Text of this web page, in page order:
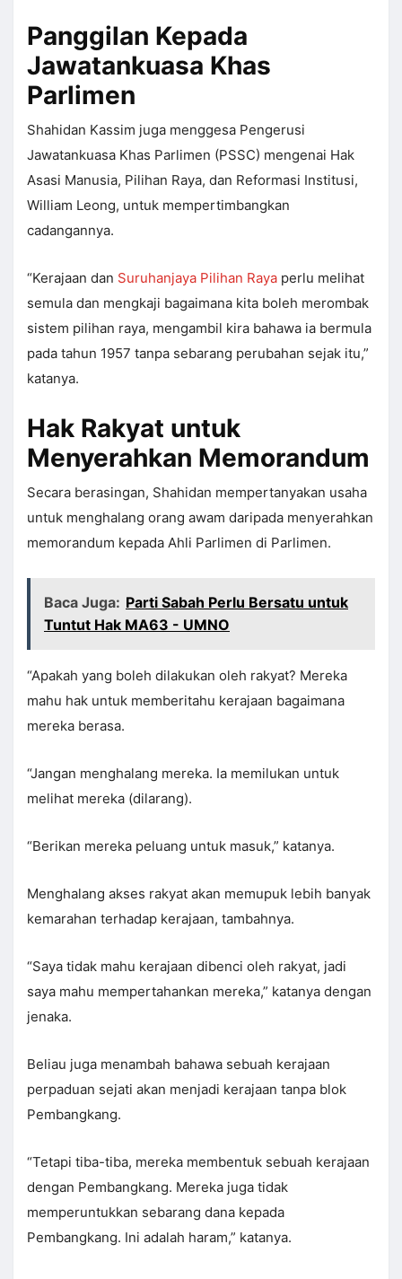
Panggilan Kepada
Jawatankuasa Khas
Parlimen
Shahidan Kassim juga menggesa Pengerusi
Jawatankuasa Khas Parlimen (PSSC) mengenai Hak
Asasi Manusia, Pilihan Raya, dan Reformasi Institusi,
William Leong, untuk mempertimbangkan
cadangannya.
“Kerajaan dan Suruhanjaya Pilihan Raya perlu melihat
semula dan mengkaji bagaimana kita boleh merombak
sistem pilihan raya, mengambil kira bahawa ia bermula
pada tahun 1957 tanpa sebarang perubahan sejak itu,”
katanya.
Hak Rakyat untuk
Menyerahkan Memorandum
Secara berasingan, Shahidan mempertanyakan usaha
untuk menghalang orang awam daripada menyerahkan
memorandum kepada Ahli Parlimen di Parlimen.
Baca Juga: Parti Sabah Perlu Bersatu untuk
Tuntut Hak MA63 - UMNO
“Apakah yang boleh dilakukan oleh rakyat? Mereka
mahu hak untuk memberitahu kerajaan bagaimana
mereka berasa.
“Jangan menghalang mereka. Ia memilukan untuk
melihat mereka (dilarang).
“Berikan mereka peluang untuk masuk,” katanya.
Menghalang akses rakyat akan memupuk lebih banyak
kemarahan terhadap kerajaan, tambahnya.
“Saya tidak mahu kerajaan dibenci oleh rakyat, jadi
saya mahu mempertahankan mereka,” katanya dengan
jenaka.
Beliau juga menambah bahawa sebuah kerajaan
perpaduan sejati akan menjadi kerajaan tanpa blok
Pembangkang.
“Tetapi tiba-tiba, mereka membentuk sebuah kerajaan
dengan Pembangkang. Mereka juga tidak
memperuntukkan sebarang dana kepada
Pembangkang. Ini adalah haram,” katanya.